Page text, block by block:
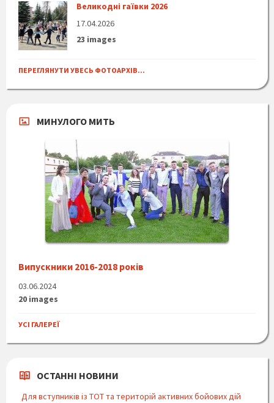
Великодні гаївки 2026
17.04.2026
23 images
ПЕРЕГЛЯНУТИ УВЕСЬ ФОТОАРХІВ...
МИНУЛОГО МИТЬ
Випускники 2016-2018 років
03.06.2024
20 images
УСІ ГАЛЕРЕЇ
ОСТАННІ НОВИНИ
Для вступників із ТОТ та територій активних бойових дій